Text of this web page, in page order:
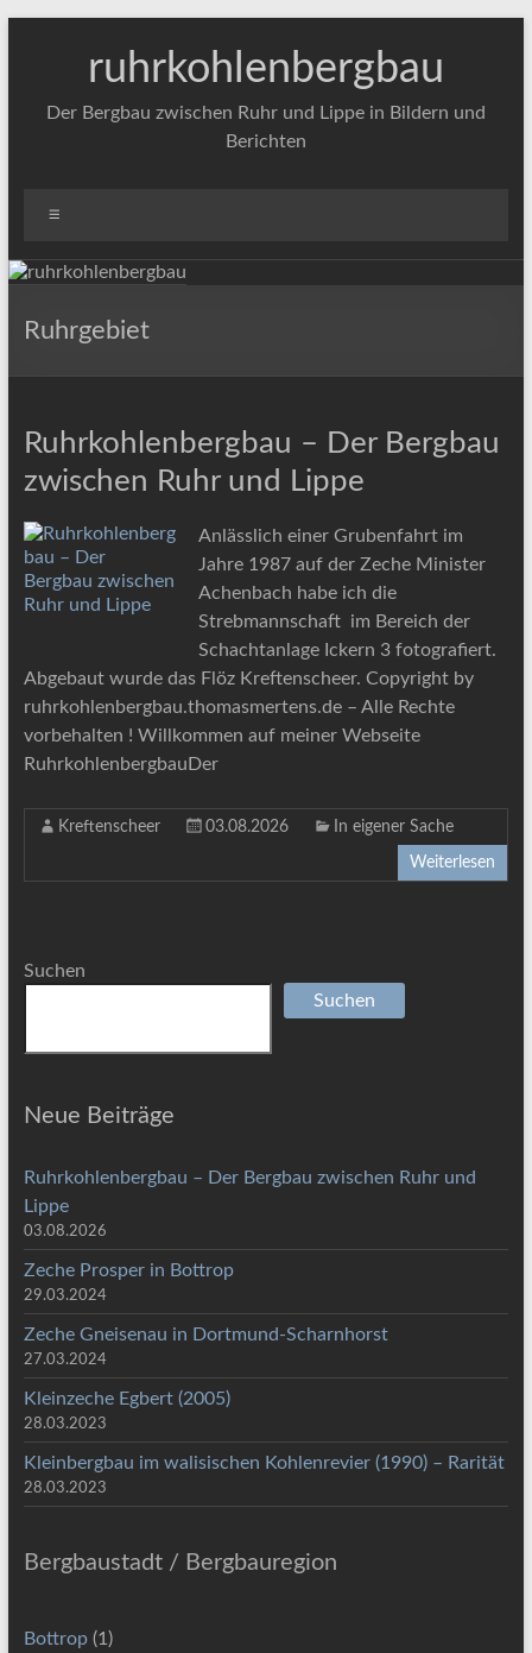
ruhrkohlenbergbau
Der Bergbau zwischen Ruhr und Lippe in Bildern und
Berichten
Ruhrgebiet
Ruhrkohlenbergbau – Der Bergbau
zwischen Ruhr und Lippe
Anlässlich einer Grubenfahrt im
Jahre 1987 auf der Zeche Minister
Achenbach habe ich die
Strebmannschaft im Bereich der
Schachtanlage Ickern 3 fotografiert.
Abgebaut wurde das Flöz Kreftenscheer. Copyright by
ruhrkohlenbergbau.thomasmertens.de – Alle Rechte
vorbehalten ! Willkommen auf meiner Webseite
RuhrkohlenbergbauDer
Kreftenscheer 03.08.2026 In eigener Sache
Weiterlesen
Suchen
Suchen
Neue Beiträge
Ruhrkohlenbergbau – Der Bergbau zwischen Ruhr und
Lippe
03.08.2026
Zeche Prosper in Bottrop
29.03.2024
Zeche Gneisenau in Dortmund-Scharnhorst
27.03.2024
Kleinzeche Egbert (2005)
28.03.2023
Kleinbergbau im walisischen Kohlenrevier (1990) – Rarität
28.03.2023
Bergbaustadt / Bergbauregion
Bottrop(1)